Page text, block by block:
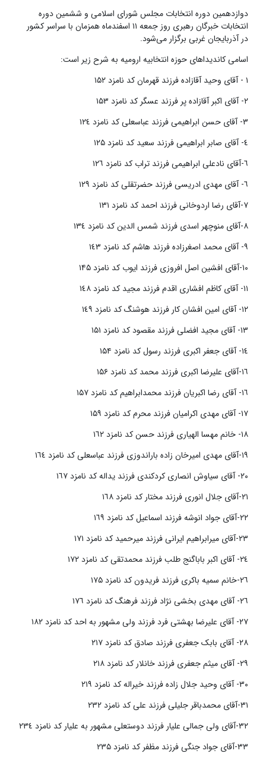
دوازدهمین دوره انتخابات مجلس شورای اسلامی و ششمین دوره
انتخابات خبرگان رهبری روز جمعه ۱۱ اسفندماه همزمان با سراسر کشور
در آذربایجان غربی برگزار می‌شود.
اسامی کاندیداهای حوزه انتخابیه ارومیه به شرح زیر است:
۱ - آقای وحید آقازاده فرزند قهرمان کد نامزد ۱۵۲
٢- آقای اکبر آقازاده پر فرزند عسگر کد نامزد ۱۵۳
٣- آقای حسن ابراهیمی فرزند عباسعلی کد نامزد ١٢٤
٤- آقای صابر ابراهیمی فرزند سعید کد نامزد ۱۲۵
٦-آقای نادعلی ابراهیمی فرزند تراب کد نامزد ١٢٦
٦- آقای مهدی ادریسی فرزند حضرتقلی کد نامزد ١٢٩
٧-آقای رضا اردوخانی فرزند احمد کد نامزد ١٣١
٨-آقای منوچهر اسدی فرزند شمس الدین کد نامزد ١٣٤
٩- آقای محمد اصغرزاده فرزند هاشم کد نامزد ١٤٣
١٠-آقای افشین اصل افروزی فرزند ایوب کد نامزد ۱۴۵
١١- آقای کاظم افشاری اقدم فرزند مجید کد نامزد ١٤٨
١٢- آقای امین افشان کار فرزند هوشنگ کد نامزد ١٤٩
١٣- آقای مجید افضلی فرزند مقصود کد نامزد ۱۵۱
١٤- آقای جعفر اکبری فرزند رسول کد نامزد ۱۵۴
١٦-آقای علیرضا اکبری فرزند محمد کد نامزد ۱۵۶
١٦- آقای رضا اکبریان فرزند محمدابراهیم کد نامزد ۱۵۷
١٧- آقای مهدی اکرامیان فرزند محرم کد نامزد ۱۵۹
١٨- خانم مهسا الهیاری فرزند حسن کد نامزد ١٦٢
١٩-آقای مهدی امیرخان زاده باراندوزی فرزند عباسعلی کد نامزد ١٦٤
٢٠- آقای سیاوش انصاری کردکندی فرزند یداله کد نامزد ١٦٧
٢١-آقای جلال انوری فرزند مختار کد نامزد ١٦٨
٢٢-آقای جواد انوشه فرزند اسماعیل کد نامزد ١٦٩
٢٣-آقای میرابراهیم ایرانی فرزند میرحمید کد نامزد ١٧١
٢٤- آقای اکبر باباگنج طلب فرزند محمدتقی کد نامزد ١٧٢
٢٦-خانم سمیه باکری فرزند فریدون کد نامزد ۱۷۵
٢٦- آقای مهدی بخشی نژاد فرزند فرهنگ کد نامزد ١٧٦
٢٧- آقای علیرضا بهشتی فرد فرزند ولی مشهور به احد کد نامزد ١٨٢
٢٨- آقای بابک جعفری فرزند صادق کد نامزد ٢١٧
٢٩- آقای میثم جعفری فرزند خانلار کد نامزد ٢١٨
٣٠- آقای وحید جلال زاده فرزند خیراله کد نامزد ٢١٩
٣١-آقای محمدباقر جلیلی فرزند علی کد نامزد ٢٣٢
٣٢-آقای ولی جمالی علیار فرزند دوستعلی مشهور به علیار کد نامزد ٢٣٤
٣٣-آقای جواد جنگی فرزند مظفر کد نامزد ۲۳۵